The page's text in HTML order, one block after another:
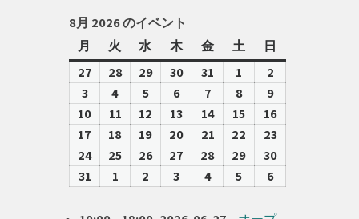
8月 2026 のイベント
月
曜
日
火
曜
日
水
曜
日
木木
曜
日
金金
曜
日
土土
曜
日
日
曜
日
27 2026-
282026-
292026-
302026-
31 2026-
31
1 2026-
08-
01
2
08-
02
32026-
08-
03
4 2026-
08-
04
52026-
08-
05
62026-
08-
06
7 2026-
08-
07
82026-
08-
08
92026-
08-
09
10 2026-
08-
10
11 2026-
08-
11
12 2026-
08-
12
13 2026-
08-
142026-
08-
14
15 2026-
15
162026-
08-
16
17 2026-
08-
18 2026-
08-
19 2026-
08-
20 2026-
08-
21 2026-
08-
22 2026-
08-
232026-
08-
242026-
25 2026-
262026-
27 2026-
28 2026-
29 2026-
302026-
31 2026-
1 2026-
2 2026-
3 2026-
42026-
5 2026-
62026-